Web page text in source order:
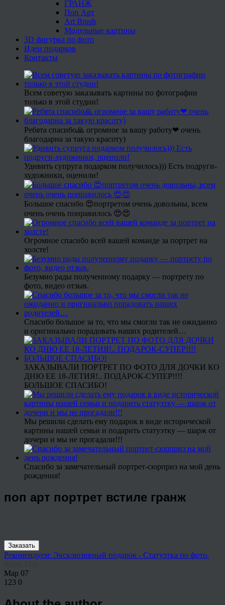
ГРАНЖ
Поп Арт
Art Brush
Модульные картины
3D фигурка по фото
Идеи подарков
Контакты
Всем советую заказывать картины по фотографии
только в этой студии!
Ребята спасибо🙏 огромное за вашу работу❤ очень
благодарна за такую красоту)
Удивить супруга подарком получилось))) Есть подруги-
художники, оценили!
Большое спасибо 😍портретом очень довольны, всем
очень очень понравилось 😍😍
Огромное спасибо всей вашей команде за портрет на
холсте!
Безумно рады полученному подарку — портрету по
фото, видео отзыв.
Спасибо большое за то, что мы смогли так не ожиданно
и оригинально порадовать наших родителей…
ЗАКАЗЫВАЛИ ПОРТРЕТ ПО ФОТО ДЛЯ ДОЧКИ КО
ДНЮ ЕЕ 18-ЛЕТИЯ!.. ПОДАРОК-СУПЕР!!!!
БОЛЬШОЕ СПАСИБО!
Мы решили сделать ему подарок в виде исторической
картины нашей семьи и подарить статуэтку — шарж от
дочери и мы не прогадали!!!
Спасибо за замечательный портрет-сюрприз на мой день
рождения!
поп арт портрет встиле гранж
Заказать
Рекомендуем: Эксклюзивный подарок - Статуэтка по фото.
Мар 07
123 0